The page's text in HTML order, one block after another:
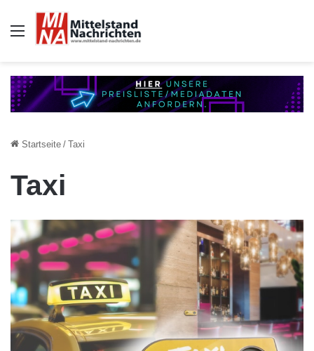
Auswahl
Startseite / Taxi
Taxi